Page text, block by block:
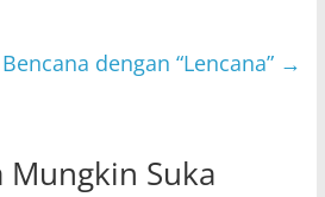
dengan “Lencana” →
Mungkin Suka